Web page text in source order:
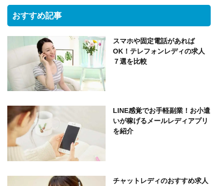
おすすめ記事
スマホや固定電話があれば
OK！テレフォンレディの求人
７選を比較
LINE感覚でお手軽副業！お小遣
いが稼げるメールレディアプリ
を紹介
チャットレディのおすすめ求人